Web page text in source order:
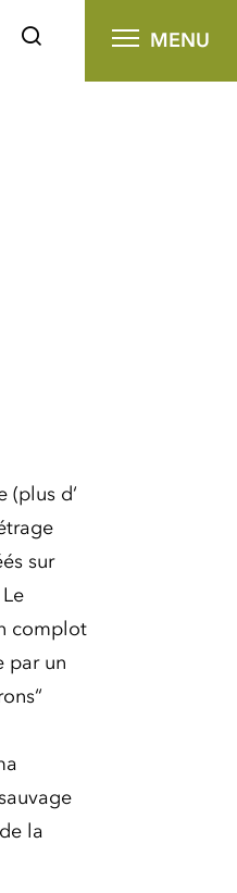
MENU
(plus d‘
sur
complot
par un
la